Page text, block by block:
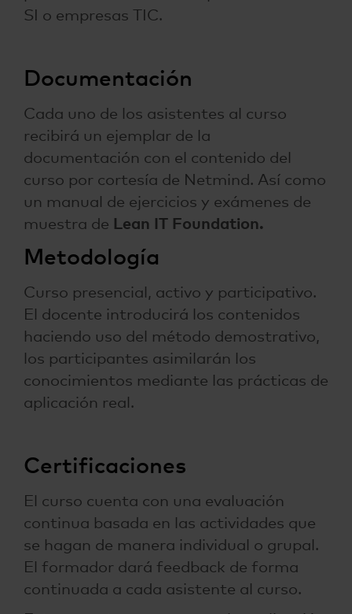
SI o empresas TIC.
Documentación
Cada uno de los asistentes al curso
recibirá un ejemplar de la
documentación con el contenido del
curso por cortesía de Netmind. Así como
un manual de ejercicios y exámenes de
muestra de Lean IT Foundation.
Metodología
Curso presencial, activo y participativo.
El docente introducirá los contenidos
haciendo uso del método demostrativo,
los participantes asimilarán los
conocimientos mediante las prácticas de
aplicación real.
Certificaciones
El curso cuenta con una evaluación
continua basada en las actividades que
se hagan de manera individual o grupal.
El formador dará feedback de forma
continuada a cada asistente al curso.